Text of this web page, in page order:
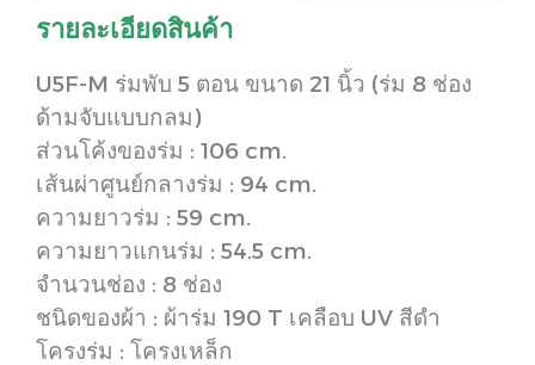
รายละเอียดสินค้า
U5F-M ร่มพับ 5 ตอน ขนาด 21 นิ้ว (ร่ม 8 ช่อง
ด้ามจับแบบกลม)
ส่วนโค้งของร่ม : 106 cm.
เส้นผ่าศูนย์กลางร่ม : 94 cm.
ความยาวร่ม : 59 cm.
ความยาวแกนร่ม : 54.5 cm.
จำนวนช่อง : 8 ช่อง
ชนิดของผ้า : ผ้าร่ม 190 T เคลือบ UV สีดำ
โครงร่ม : โครงเหล็ก